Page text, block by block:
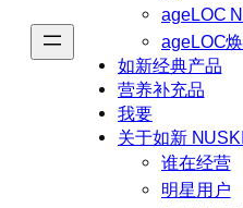
ageLOC
ageLOC
如新经典产品
营养补充品
我要
关于如新
谁在经营
明星用户